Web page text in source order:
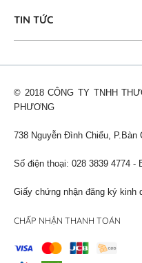
TIN TỨC
© 2018 CÔNG TY TNHH
PHƯƠNG
738 Nguyễn Đình Chiểu, P.Bàn
Số điện thoại: 028 3839 4774 -
Giấy chứng nhận đăng ký kinh
CHẤP NHẬN THANH TOÁN